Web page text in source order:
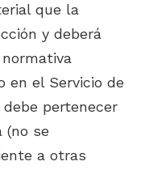
que la
y deberá
en el Servicio de
pertenecer
(no se
a otras